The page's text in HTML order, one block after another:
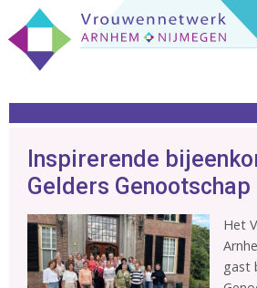
Inspirerende
Gelders Genootschap
Het
gast